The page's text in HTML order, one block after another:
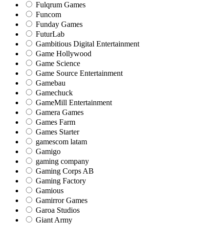
Fulqrum Games
Funcom
Funday Games
FuturLab
Gambitious Digital Entertainment
Game Hollywood
Game Science
Game Source Entertainment
Gamebau
Gamechuck
GameMill Entertainment
Gamera Games
Games Farm
Games Starter
gamescom latam
Gamigo
gaming company
Gaming Corps AB
Gaming Factory
Gamious
Gamirror Games
Garoa Studios
Giant Army